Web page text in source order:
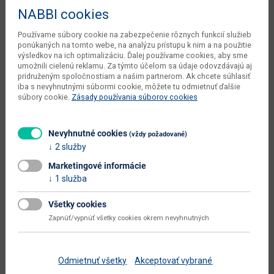
Hĺbka
Výška 91/111 cm
dodávateľa
0.065 m3
váha s obalom dodávateľa 8.45 kg
počet balíkov dodávateľa 1 ks
typové označenie
výška od - do (cm)
hĺbka sedadla (cm) 41
výška sedadla - väčšia (cm) 81
NABBI cookies
Používame súbory cookie na zabezpečenie rôznych funkcií služieb
ponúkaných na tomto webe, na analýzu prístupu k nim a na použitie
výsledkov na ich optimalizáciu. Ďalej používame cookies, aby sme
umožnili cielenú reklamu. Za týmto účelom sa údaje odovzdávajú aj
pridruženým spoločnostiam a našim partnerom. Ak chcete súhlasiť
iba s nevyhnutnými súbormi cookie, môžete tu odmietnuť ďalšie
súbory cookie. Zásady používania súborov cookies
Nevyhnutné cookies (vždy požadované)
2 služby
Marketingové informácie
1 služba
Všetky cookies
Zapnúť/vypnúť všetky cookies okrem nevyhnutných
Odmietnuť všetky Akceptovať vybrané